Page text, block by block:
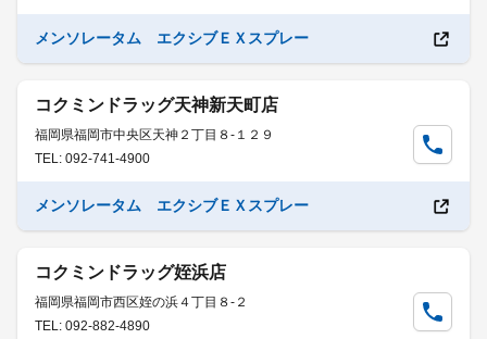
メンソレータム エクシブＥＸスプレー
コクミンドラッグ天神新天町店
福岡県福岡市中央区天神２丁目８-１２９
TEL: 092-741-4900
メンソレータム エクシブＥＸスプレー
コクミンドラッグ姪浜店
福岡県福岡市西区姪の浜４丁目８-２
TEL: 092-882-4890